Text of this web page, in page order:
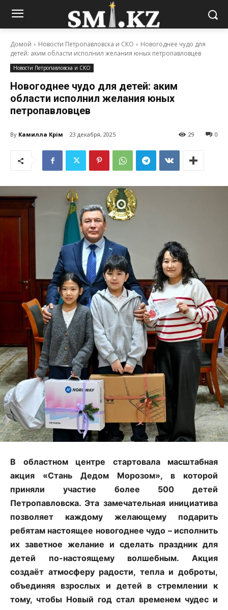
Домой Новости Петропавловска и СКО
Новогоднее чудо для
детей: аким области исполнил желания юных петропавловцев
Новости Петропавловска и СКО
Новогоднее чудо для детей: аким
области исполнил желания юных
петропавловцев
By Камилла Кәрім 23 декабря, 2025 0
29
В областном центре стартовала масштабная
акция «Стань Дедом Морозом», в которой
приняли участие более 500 детей
Петропавловска. Эта замечательная инициатива
позволяет каждому желающему подарить
ребятам настоящее новогоднее чудо – исполнить
их заветное желание и сделать праздник для
детей по-настоящему волшебным. Акция
создаёт атмосферу радости, тепла и доброты,
объединяя взрослых и детей в стремлении к
тому, чтобы Новый год стал временем чудес и